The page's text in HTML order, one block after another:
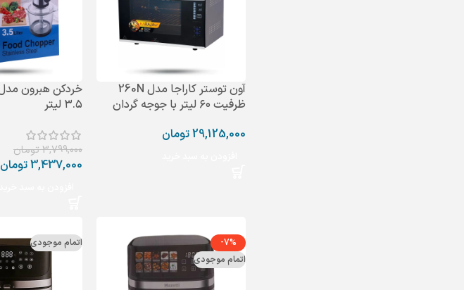
آون توستر کاراجا مدل 260N
ظرفیت ۶۰ لیتر با جوجه گردان
29,125,000تومان
۳.۵ لیتر
3,799,000تومان
3,437,000تومان
-7%
اتمام موجودی
اتمام موجودی